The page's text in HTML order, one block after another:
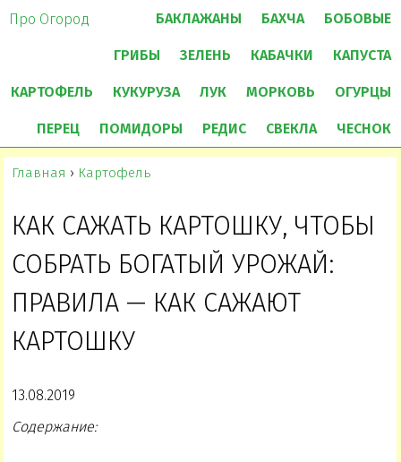
Про Огород БАКЛАЖАНЫ БАХЧА БОБОВЫЕ
ГРИБЫ ЗЕЛЕНЬ КАБАЧКИ КАПУСТА
КАРТОФЕЛЬ КУКУРУЗА ЛУК МОРКОВЬ ОГУРЦЫ
ПЕРЕЦ ПОМИДОРЫ РЕДИС СВЕКЛА ЧЕСНОК
Главная › Картофель
КАК САЖАТЬ КАРТОШКУ, ЧТОБЫ
СОБРАТЬ БОГАТЫЙ УРОЖАЙ:
ПРАВИЛА — КАК САЖАЮТ
КАРТОШКУ
13.08.2019
Содержание: